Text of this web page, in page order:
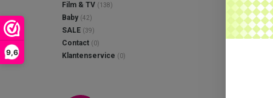
9,6
Film & TV (138)
Baby (42)
SALE (39)
Contact (0)
Klantenservice (0)